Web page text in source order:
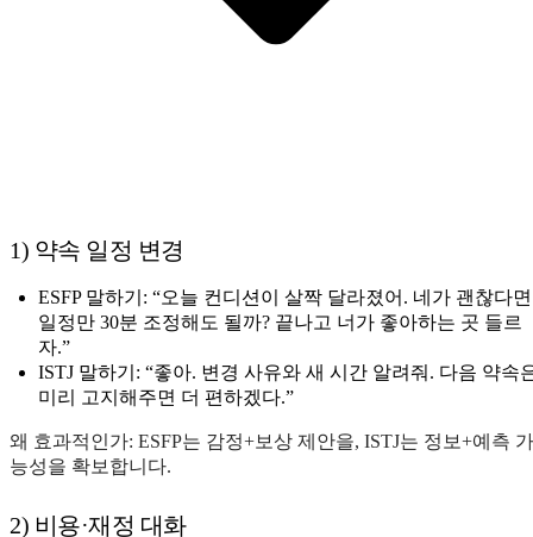
1) 약속 일정 변경
ESFP 말하기: “오늘 컨디션이 살짝 달라졌어. 네가 괜찮다면
일정만 30분 조정해도 될까? 끝나고 너가 좋아하는 곳 들르
자.”
ISTJ 말하기: “좋아. 변경 사유와 새 시간 알려줘. 다음 약속
미리 고지해주면 더 편하겠다.”
왜 효과적인가: ESFP는 감정+보상 제안을, ISTJ는 정보+예측 가
능성을 확보합니다.
2) 비용·재정 대화